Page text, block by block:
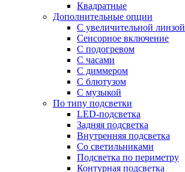
Квадратные
Дополнительные опции
C увеличительной линзой
Сенсорное включение
С подогревом
С часами
С диммером
С блютузом
С музыкой
По типу подсветки
LED-подсветка
Задняя подсветка
Внутренняя подсветка
Со светильниками
Подсветка по периметру
Контурная подсветка